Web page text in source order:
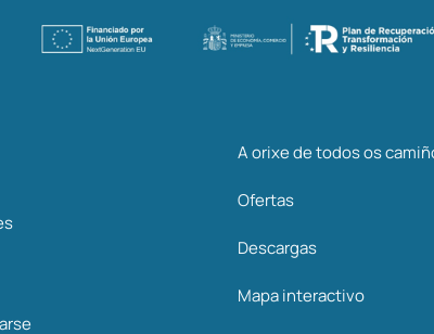
A orixe de todos os
Ofertas
Descargas
Mapa interactivo